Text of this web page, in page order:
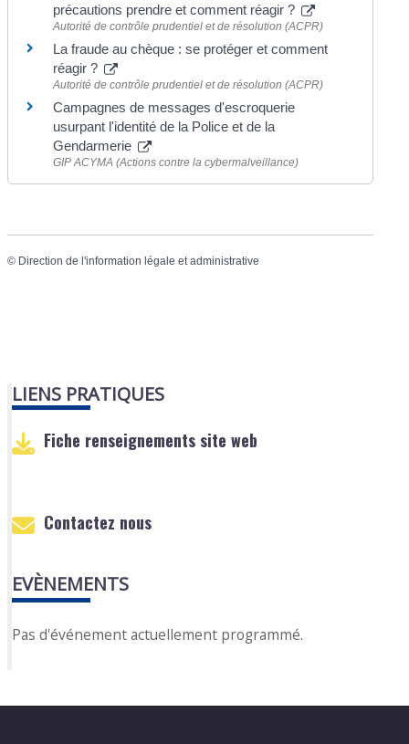
précautions prendre et comment réagir ?
Autorité de contrôle prudentiel et de résolution (ACPR)
La fraude au chèque : se protéger et comment
réagir ?
Autorité de contrôle prudentiel et de résolution (ACPR)
Campagnes de messages d'escroquerie
usurpant l'identité de la Police et de la
Gendarmerie
GIP ACYMA (Actions contre la cybermalveillance)
© Direction de l'information légale et administrative
LIENS PRATIQUES
Fiche renseignements site web
Contactez nous
EVÈNEMENTS
Pas d'événement actuellement programmé.